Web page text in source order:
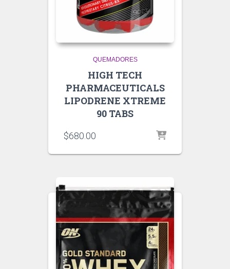
QUEMADORES
HIGH TECH
PHARMACEUTICALS
LIPODRENE XTREME
90 TABS
$680.00